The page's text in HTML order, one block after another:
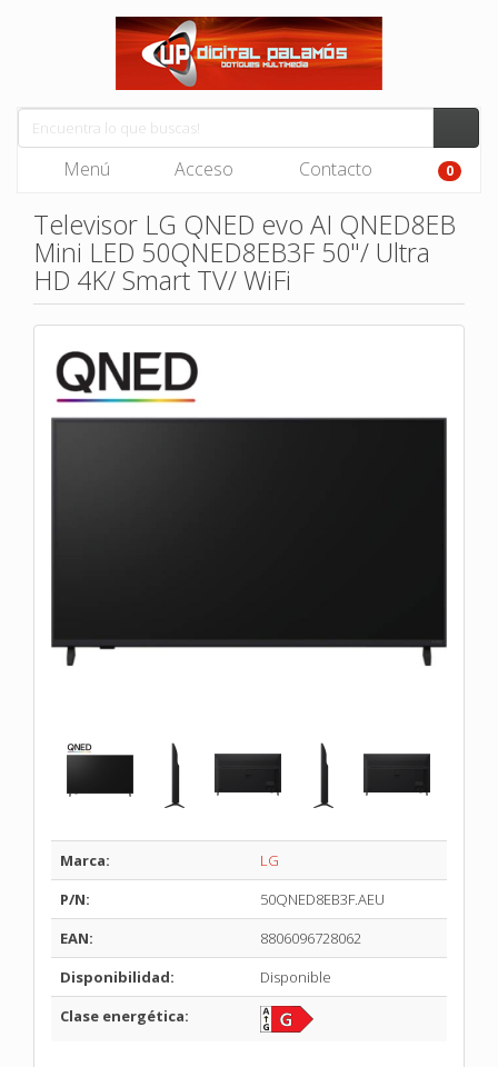
Menú Acceso Contacto 0
Televisor LG QNED evo AI QNED8EB
Mini LED 50QNED8EB3F 50"/ Ultra
HD 4K/ Smart TV/ WiFi
Marca:
LG
P/N:
50QNED8EB3F.AEU
EAN:
8806096728062
Disponibilidad:
Disponible
Clase energética: